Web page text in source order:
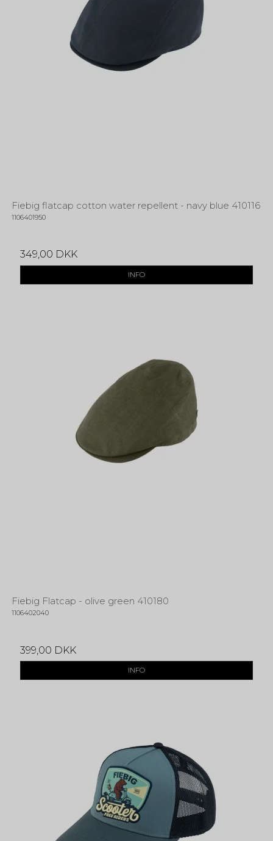
Fiebig flatcap cotton water repellent - navy blue 410116
1106401950
349,00 DKK
INFO
Fiebig Flatcap - olive green 410180
1106402040
399,00 DKK
INFO